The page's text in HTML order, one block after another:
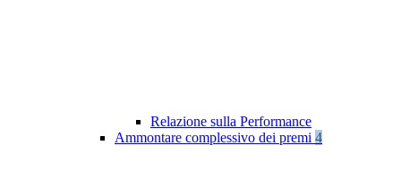
Relazione sulla Performance
Ammontare complessivo dei premi 4